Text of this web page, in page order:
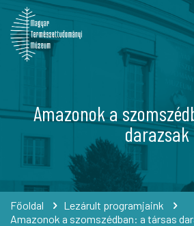
Amazonok a
darazsak
Főoldal
Lezárult programjaink
Amazonok a szomszédban: a társas